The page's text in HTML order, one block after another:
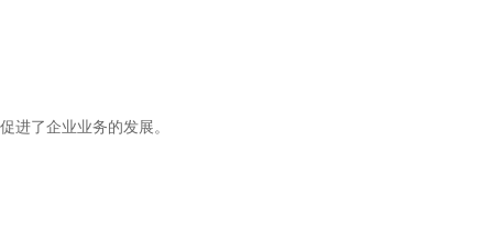
进了企业业务的发展。